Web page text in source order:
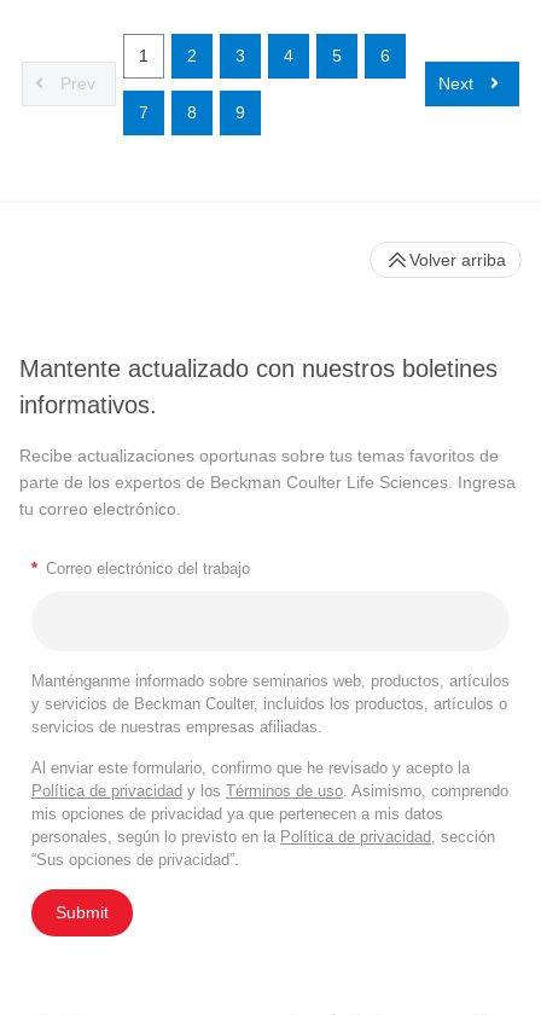
Prev
1 2 3 4 5 6
7 8 9
Next
Mantente actualizado con nuestros boletines
informativos.
Recibe actualizaciones oportunas sobre tus temas favoritos de
parte de los expertos de Beckman Coulter Life Sciences. Ingresa
tu correo electrónico.
* Correo electrónico del trabajo
Manténganme informado sobre seminarios web, productos, artículos
y servicios de Beckman Coulter, incluidos los productos, artículos o
servicios de nuestras empresas afiliadas.
Al enviar este formulario, confirmo que he revisado y acepto la
Política de privacidad y los Términos de uso . Asimismo, comprendo
mis opciones de privacidad ya que pertenecen a mis datos
personales, según lo previsto en la Política de privacidad , sección
“Sus opciones de privacidad”.
Submit
Volver arriba